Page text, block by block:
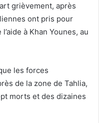
grièvement, après
ont pris pour
à Khan Younes, au
les forces
de la zone de Tahlia,
morts et des dizaines